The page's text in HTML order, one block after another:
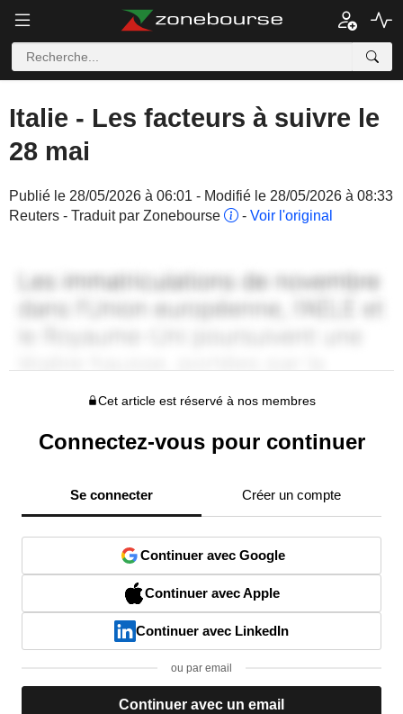
Italie - Les facteurs à suivre le
28 mai
Publié le 28/05/2026 à 06:01 - Modifié le 28/05/2026 à 08:33
Reuters - Traduit par Zonebourse
- Voir l'original
Cet article est réservé à nos membres
Connectez-vous pour continuer
Se connecter Créer un compte
Continuer avec Google
Continuer avec Apple
Continuer avec LinkedIn
ou par email
Continuer avec un email